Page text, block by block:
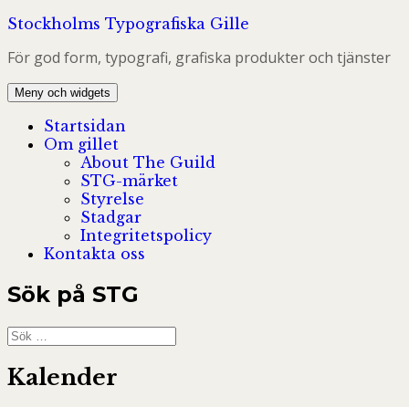
Hoppa
innehåll
Stockholms Typografiska Gille
För god form, typografi, grafiska produkter och tjänster
Meny och widgets
Startsidan
Om gillet
About The Guild
STG-märket
Styrelse
Stadgar
Integritetspolicy
Kontakta oss
Sök på STG
Sök
efter:
Kalender